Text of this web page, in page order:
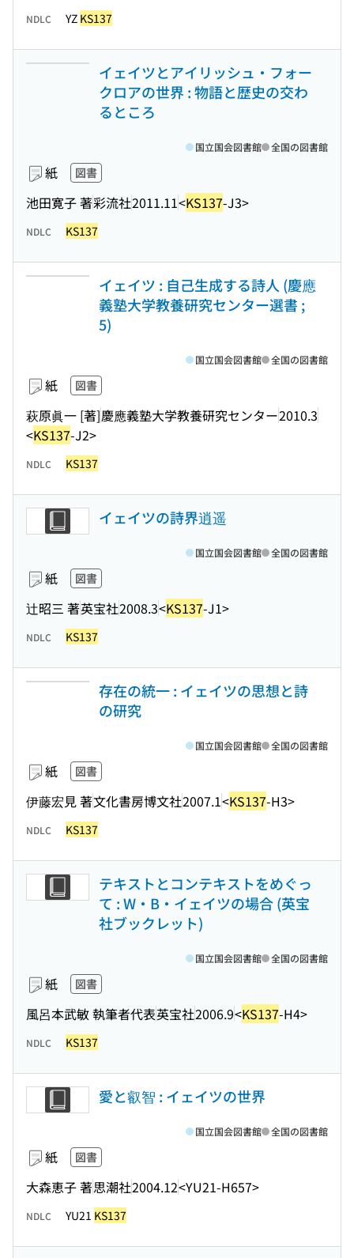
NDLC YZ KS137
イェイツとアイリッシュ・フォー
クロアの世界 : 物語と歴史の交わ
るところ
紙 図書
池田寛子 著彩流社2011.11<KS137-J3>
国立国会図書館 全国の図書館
NDLC KS137
イェイツ : 自己生成する詩人 (慶應
義塾大学教養研究センター選書 ;
5)
紙 図書
萩原眞一 [著]慶應義塾大学教養研究センター2010.3
<KS137-J2>
国立国会図書館 全国の図書館
NDLC KS137
イェイツの詩界逍遥
紙 図書
辻昭三 著英宝社2008.3<KS137-J1>
国立国会図書館 全国の図書館
NDLC KS137
存在の統一 : イェイツの思想と詩
の研究
紙 図書
伊藤宏見 著文化書房博文社2007.1<KS137-H3>
国立国会図書館 全国の図書館
NDLC KS137
テキストとコンテキストをめぐっ
て : W・B・イェイツの場合 (英宝
社ブックレット)
紙 図書
風呂本武敏 執筆者代表英宝社2006.9<KS137-H4>
国立国会図書館 全国の図書館
NDLC KS137
愛と叡智 : イェイツの世界
紙 図書
大森恵子 著思潮社2004.12<YU21-H657>
国立国会図書館 全国の図書館
NDLC YU21 KS137